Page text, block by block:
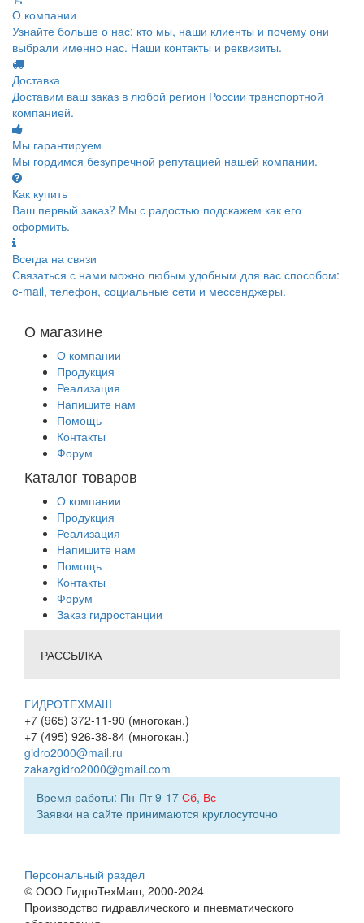
О компании
Узнайте больше о нас: кто мы, наши клиенты и почему они
выбрали именно нас. Наши контакты и реквизиты.
Доставка
Доставим ваш заказ в любой регион России транспортной
компанией.
Мы гарантируем
Мы гордимся безупречной репутацией нашей компании.
Как купить
Ваш первый заказ? Мы с радостью подскажем как его
оформить.
Всегда на связи
Связаться с нами можно любым удобным для вас способом:
e-mail, телефон, социальные сети и мессенджеры.
О магазине
О компании
Продукция
Реализация
Напишите нам
Помощь
Контакты
Форум
Каталог товаров
О компании
Продукция
Реализация
Напишите нам
Помощь
Контакты
Форум
Заказ гидростанции
РАССЫЛКА
ГИДРОТЕХМАШ
+7 (965) 372-11-90 (многокан.)
+7 (495) 926-38-84 (многокан.)
gidro2000@mail.ru
zakazgidro2000@gmail.com
Время работы: Пн-Пт 9-17 Сб, Вс
Заявки на сайте принимаются круглосуточно
Персональный раздел
© ООО ГидроТехМаш, 2000-2024
Производство гидравлического и пневматического